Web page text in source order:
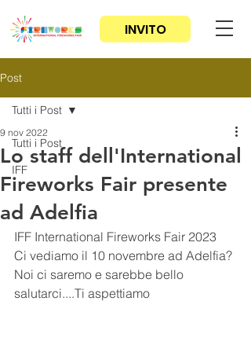
INVITO
Post
Tutti i Post
IFF
Tutti i Post
Lo staff dell'International
Fireworks Fair presente
ad Adelfia
9 nov 2022
IFF International Fireworks Fair 2023
Ci vediamo il 10 novembre ad Adelfia?
Noi ci saremo e sarebbe bello
salutarci....Ti aspettiamo